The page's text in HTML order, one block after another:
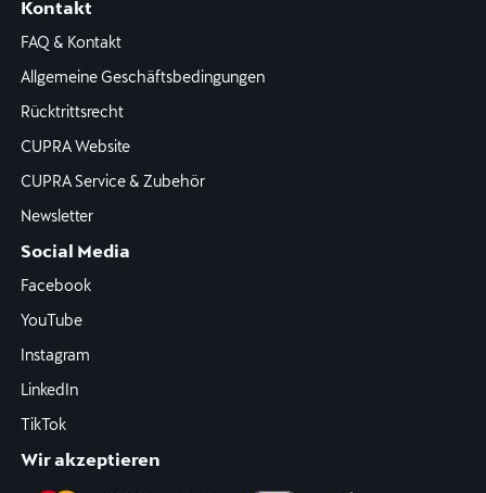
Kontakt
FAQ & Kontakt
Allgemeine Geschäftsbedingungen
Rücktrittsrecht
CUPRA Website
CUPRA Service & Zubehör
Newsletter
Social Media
Facebook
YouTube
Instagram
LinkedIn
TikTok
Wir akzeptieren